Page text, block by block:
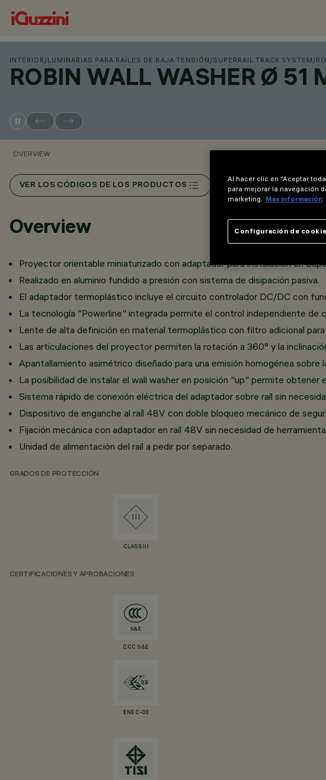
INTERIOR /LUMINARIAS PARA RAÍLES DE BAJA TENSIÓN /SUPERRAIL TRACK SYSTEM /
ROBIN WALL WASHER Ø 51
OVERVIEW
VER LOS CÓDIGOS DE LOS PRODUCTOS
Overview
Proyector orientable miniaturizado con adaptador para instalación en
Realizado en aluminio fundido a presión con sistema de disipación pasiva.
El adaptador termoplástico incluye el circuito controlador DC/DC con
La tecnología "Powerline" integrada permite el control independiente de
Lente de alta definición en material termoplástico con filtro adicional
Las articulaciones del proyector permiten la rotación a 360° y la
Apantallamiento asimétrico diseñado para una emisión homogénea
La posibilidad de instalar el wall washer en posición "up" permite obtener
Sistema rápido de conexión eléctrica del adaptador sobre raíl sin
Dispositivo de enganche al raíl 48V con doble bloqueo mecánico de
Fijación mecánica con adaptador en raíl 48V sin necesidad de
Unidad de alimentación del raíl a pedir por separado.
GRADOS DE PROTECCIÓN
CLASS III
CERTIFICACIONES Y APROBACIONES
CCC S&E
ENEC-03
Al hacer clic en “Aceptar
para mejorar la navegación
marketing.
Más información
Configuración de